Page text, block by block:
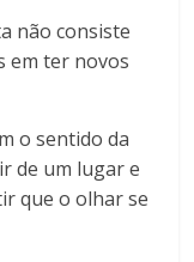
não consiste
em ter novos
o sentido da
de um lugar e
que o olhar se